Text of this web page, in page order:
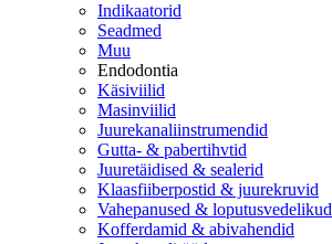
Indikaatorid
Seadmed
Muu
Endodontia
Käsiviilid
Masinviilid
Juurekanaliinstrumendid
Gutta- & pabertihvtid
Juuretäidised & sealerid
Klaasfiiberpostid & juurekruvid
Vahepanused & loputusvedelikud
Kofferdamid & abivahendid